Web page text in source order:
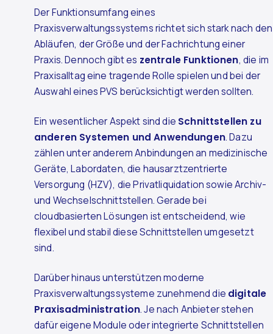
Der Funktionsumfang eines
Praxisverwaltungssystems richtet sich stark nach den
Abläufen, der Größe und der Fachrichtung einer
Praxis. Dennoch gibt es zentrale Funktionen, die im
Praxisalltag eine tragende Rolle spielen und bei der
Auswahl eines PVS berücksichtigt werden sollten.
Ein wesentlicher Aspekt sind die Schnittstellen zu
anderen Systemen und Anwendungen. Dazu
zählen unter anderem Anbindungen an medizinische
Geräte, Labordaten, die hausarztzentrierte
Versorgung (HZV), die Privatliquidation sowie Archiv-
und Wechselschnittstellen. Gerade bei
cloudbasierten Lösungen ist entscheidend, wie
flexibel und stabil diese Schnittstellen umgesetzt
sind.
Darüber hinaus unterstützen moderne
Praxisverwaltungssysteme zunehmend die digitale
Praxisadministration. Je nach Anbieter stehen
dafür eigene Module oder integrierte Schnittstellen